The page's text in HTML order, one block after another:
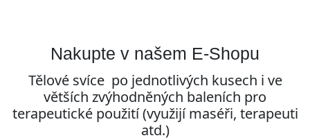
Nakupte v našem E-Shopu
Tělové svíce po jednotlivých kusech i ve
větších zvýhodněných baleních pro
terapeutické použití (využijí maséři, terapeuti
atd.)